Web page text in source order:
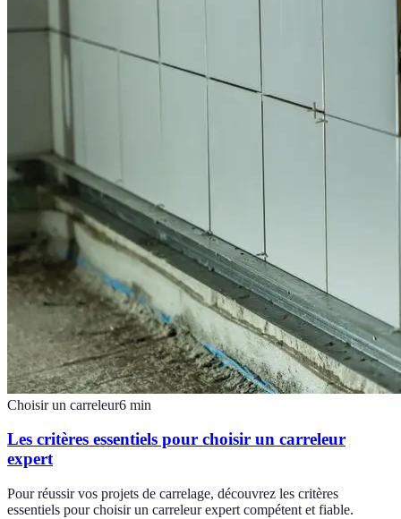
Choisir un carreleur6 min
Les critères essentiels pour choisir un carreleur
expert
Pour réussir vos projets de carrelage, découvrez les critères
essentiels pour choisir un carreleur expert compétent et fiable.